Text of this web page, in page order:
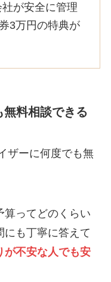
が安全に管理
3万円の特典が
料相談できる
ザーに何度でも無
算ってどのくらい
にも丁寧に答えて
が不安な人でも安